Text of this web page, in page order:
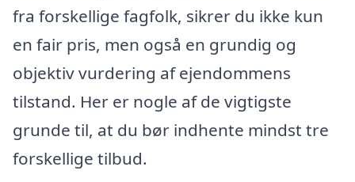
fra forskellige fagfolk, sikrer du ikke kun
en fair pris, men også en grundig og
objektiv vurdering af ejendommens
tilstand. Her er nogle af de vigtigste
grunde til, at du bør indhente mindst tre
forskellige tilbud.